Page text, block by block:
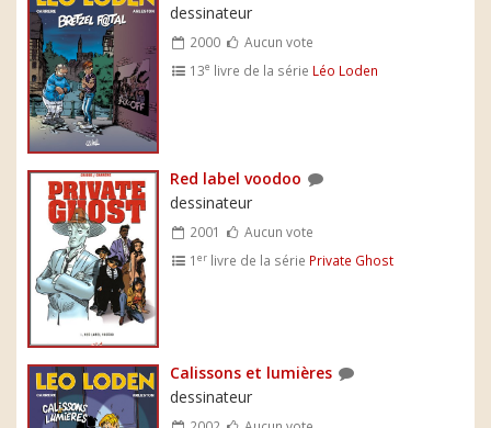
dessinateur
2000
Aucun vote
13e livre de la série Léo Loden
Red label voodoo
dessinateur
2001
Aucun vote
1er livre de la série Private Ghost
Calissons et lumières
dessinateur